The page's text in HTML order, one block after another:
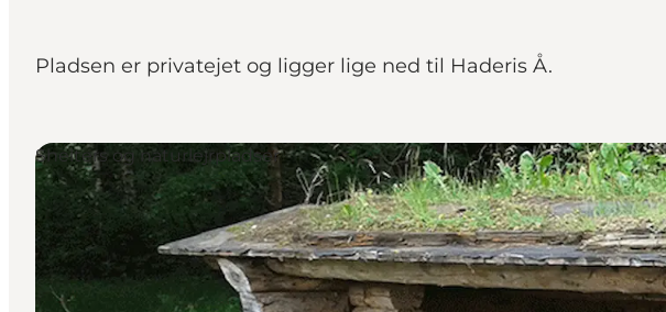
Kunstlandet
Se og oplev
Sov godt
Book overnatning
Pladsen er privatejet og ligger lige ned til Haderis Å.
Shelters og naturlejrpladser